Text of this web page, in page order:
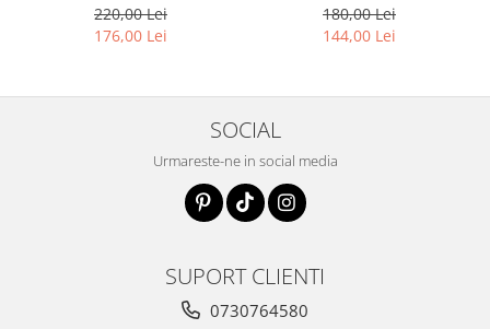
220,00 Lei
176,00 Lei
180,00 Lei
144,00 Lei
SOCIAL
Urmareste-ne in social media
SUPORT CLIENTI
0730764580